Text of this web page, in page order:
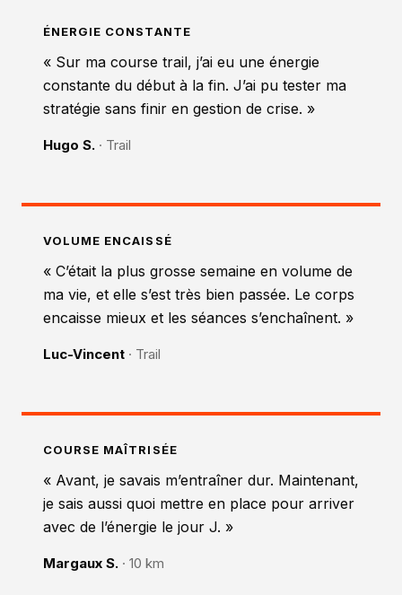
ÉNERGIE CONSTANTE
« Sur ma course trail, j’ai eu une énergie
constante du début à la fin. J’ai pu tester ma
stratégie sans finir en gestion de crise. »
Hugo S. · Trail
VOLUME ENCAISSÉ
« C’était la plus grosse semaine en volume de
ma vie, et elle s’est très bien passée. Le corps
encaisse mieux et les séances s’enchaînent. »
Luc-Vincent · Trail
COURSE MAÎTRISÉE
« Avant, je savais m’entraîner dur. Maintenant,
je sais aussi quoi mettre en place pour arriver
avec de l’énergie le jour J. »
Margaux S. · 10 km